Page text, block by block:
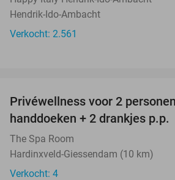
Hendrik-Ido-Ambacht
Verkocht: 2.561
Privéwellness voor 2
handdoeken + 2 drankjes p.p.
The Spa Room
Hardinxveld-Giessendam (10 km)
Verkocht: 4